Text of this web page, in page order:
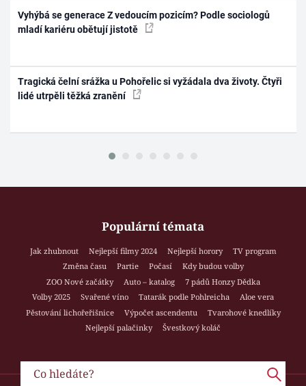
Vyhýbá se generace Z vedoucím pozicím? Podle sociologů
mladí kariéru obětují jistotě
Tragická čelní srážka u Pohořelic si vyžádala dva životy. Čtyři
lidé utrpěli těžká zranění
Populární témata
Jak zhubnout Nejlepší filmy 2024 Nejlepší horory
TV program
Změna času
Partie Počasí
Kdy budou volby
ZOO Nové začátky
Auto – katalog
7 pádů Honzy Dědka
Volby 2025
Svařené víno Tatarák podle Pohlreicha
Aloe vera
Pěstování lichořeřišnice
Výpočet ascendentu
Tvarohové knedlíky
Nejlepší palačinky
Švestkový koláč